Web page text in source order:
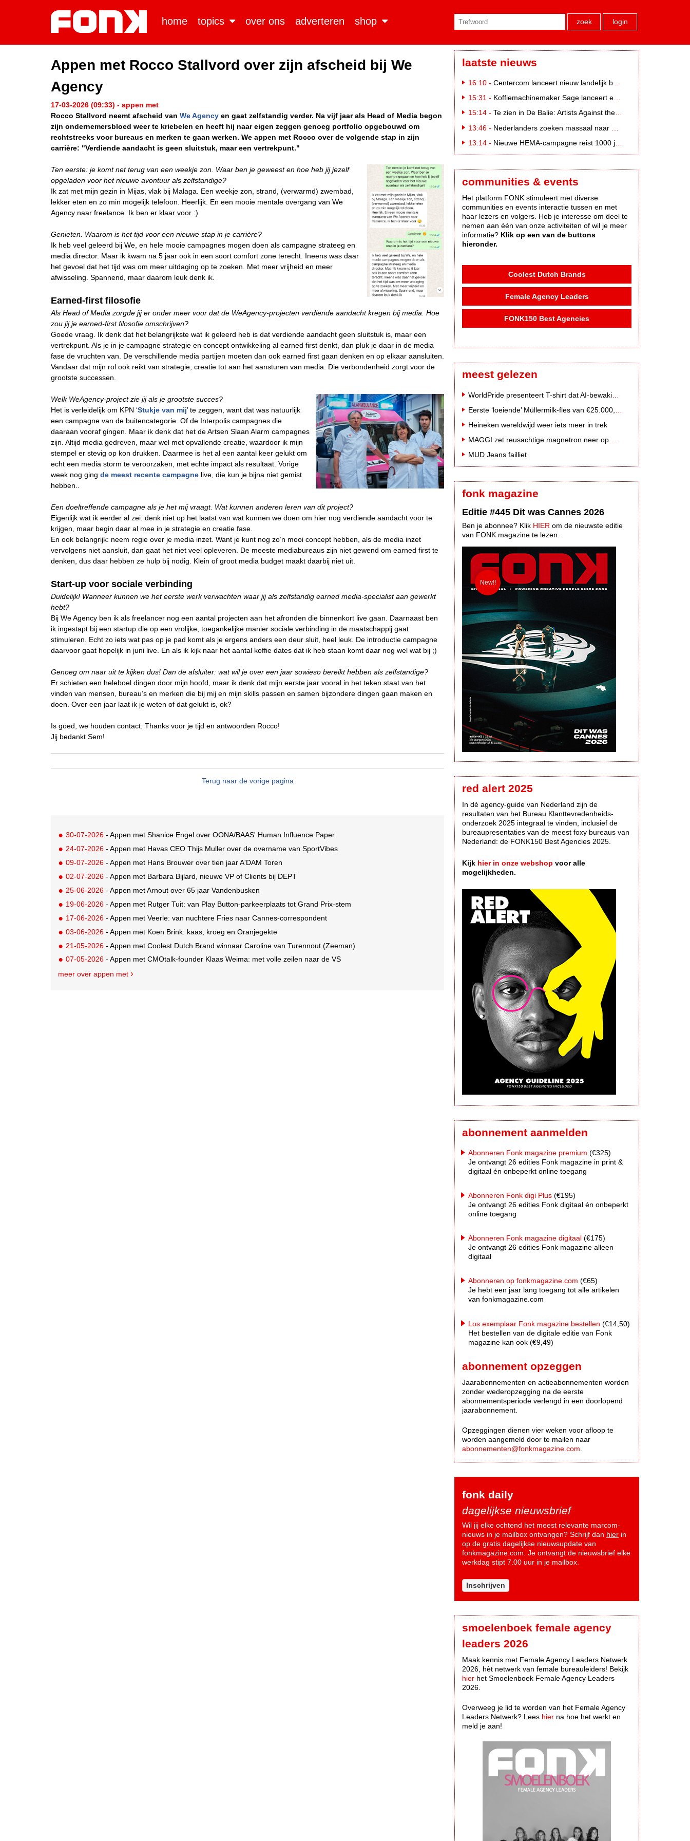
home topics over ons adverteren shop zoek login
Appen met Rocco Stallvord over zijn afscheid bij We
Agency
17-03-2026 (09:33) - appen met
Rocco Stallvord neemt afscheid van We Agency en gaat zelfstandig verder. Na vijf jaar als Head of Media begon
zijn ondernemersbloed weer te kriebelen en heeft hij naar eigen zeggen genoeg portfolio opgebouwd om
rechtstreeks voor bureaus en merken te gaan werken. We appen met Rocco over de volgende stap in zijn
carrière: "Verdiende aandacht is geen sluitstuk, maar een vertrekpunt."
Ten eerste: je komt net terug van een weekje zon. Waar ben je geweest en hoe heb jij jezelf
opgeladen voor het nieuwe avontuur als zelfstandige?
Ik zat met mijn gezin in Mijas, vlak bij Malaga. Een weekje zon, strand, (verwarmd) zwembad,
lekker eten en zo min mogelijk telefoon. Heerlijk. En een mooie mentale overgang van We
Agency naar freelance. Ik ben er klaar voor :)
Genieten. Waarom is het tijd voor een nieuwe stap in je carrière?
Ik heb veel geleerd bij We, en hele mooie campagnes mogen doen als campagne strateeg en
media director. Maar ik kwam na 5 jaar ook in een soort comfort zone terecht. Ineens was daar
het gevoel dat het tijd was om meer uitdaging op te zoeken. Met meer vrijheid en meer
afwisseling. Spannend, maar daarom leuk denk ik.
Earned-first filosofie
Als Head of Media zorgde jij er onder meer voor dat de WeAgency-projecten verdiende aandacht kregen bij media. Hoe
zou jij je earned-first filosofie omschrijven?
Goede vraag. Ik denk dat het belangrijkste wat ik geleerd heb is dat verdiende aandacht geen sluitstuk is, maar een
vertrekpunt. Als je in je campagne strategie en concept ontwikkeling al earned first denkt, dan pluk je daar in de media
fase de vruchten van. De verschillende media partijen moeten dan ook earned first gaan denken en op elkaar aansluiten.
Vandaar dat mijn rol ook reikt van strategie, creatie tot aan het aansturen van media. Die verbondenheid zorgt voor de
grootste successen.
Welk WeAgency-project zie jij als je grootste succes?
Het is verleidelijk om KPN ‘Stukje van mij’ te zeggen, want dat was natuurlijk
een campagne van de buitencategorie. Of de Interpolis campagnes die
daaraan vooraf gingen. Maar ik denk dat het de Artsen Slaan Alarm campagnes
zijn. Altijd media gedreven, maar wel met opvallende creatie, waardoor ik mijn
stempel er stevig op kon drukken. Daarmee is het al een aantal keer gelukt om
echt een media storm te veroorzaken, met echte impact als resultaat. Vorige
week nog ging de meest recente campagne live, die kun je bijna niet gemist
hebben..
Een doeltreffende campagne als je het mij vraagt. Wat kunnen anderen leren van dit project?
Eigenlijk wat ik eerder al zei: denk niet op het laatst van wat kunnen we doen om hier nog verdiende aandacht voor te
krijgen, maar begin daar al mee in je strategie en creatie fase.
En ook belangrijk: neem regie over je media inzet. Want je kunt nog zo’n mooi concept hebben, als de media inzet
vervolgens niet aansluit, dan gaat het niet veel opleveren. De meeste mediabureaus zijn niet gewend om earned first te
denken, dus daar hebben ze hulp bij nodig. Klein of groot media budget maakt daarbij niet uit.
Start-up voor sociale verbinding
Duidelijk! Wanneer kunnen we het eerste werk verwachten waar jij als zelfstandig earned media-specialist aan gewerkt
hebt?
Bij We Agency ben ik als freelancer nog een aantal projecten aan het afronden die binnenkort live gaan. Daarnaast ben
ik ingestapt bij een startup die op een vrolijke, toegankelijke manier sociale verbinding in de maatschappij gaat
stimuleren. Echt zo iets wat pas op je pad komt als je ergens anders een deur sluit, heel leuk. De introductie campagne
daarvoor gaat hopelijk in juni live. En als ik kijk naar het aantal koffie dates dat ik heb staan komt daar nog wel wat bij ;)
Genoeg om naar uit te kijken dus! Dan de afsluiter: wat wil je over een jaar sowieso bereikt hebben als zelfstandige?
Er schieten een heleboel dingen door mijn hoofd, maar ik denk dat mijn eerste jaar vooral in het teken staat van het
vinden van mensen, bureau’s en merken die bij mij en mijn skills passen en samen bijzondere dingen gaan maken en
doen. Over een jaar laat ik je weten of dat gelukt is, ok?
Is goed, we houden contact. Thanks voor je tijd en antwoorden Rocco!
Jij bedankt Sem!
Terug naar de vorige pagina
30-07-2026 - Appen met Shanice Engel over OONA/BAAS' Human Influence Paper
24-07-2026 - Appen met Havas CEO Thijs Muller over de overname van SportVibes
09-07-2026 - Appen met Hans Brouwer over tien jaar A'DAM Toren
02-07-2026 - Appen met Barbara Bijlard, nieuwe VP of Clients bij DEPT
25-06-2026 - Appen met Arnout over 65 jaar Vandenbusken
19-06-2026 - Appen met Rutger Tuit: van Play Button-parkeerplaats tot Grand Prix-stem
17-06-2026 - Appen met Veerle: van nuchtere Fries naar Cannes-correspondent
03-06-2026 - Appen met Koen Brink: kaas, kroeg en Oranjegekte
21-05-2026 - Appen met Coolest Dutch Brand winnaar Caroline van Turennout (Zeeman)
07-05-2026 - Appen met CMOtalk-founder Klaas Weima: met volle zeilen naar de VS
meer over appen met
laatste nieuws
16:10 - Centercom lanceert nieuw landelijk buitereclamenetwerk: City Cubes
15:31 - Koffiemachinemaker Sage lanceert e-commerceplatform voor koffieliefhebbers
15:14 - Te zien in De Balie: Artists Against the Kremlin III
13:46 - Nederlanders zoeken massaal naar eclipsbrillen op Marktplaats
13:14 - Nieuwe HEMA-campagne reist 1000 jaar terug in de tijd naar 'Hemastein'
communities & events
Het platform FONK stimuleert met diverse
communities en events interactie tussen en met
haar lezers en volgers. Heb je interesse om deel te
nemen aan één van onze activiteiten of wil je meer
informatie? Klik op een van de buttons
hieronder.
Coolest Dutch Brands
Female Agency Leaders
FONK150 Best Agencies
meest gelezen
Heineken wereldwijd weer iets meer in trek
MUD Jeans failliet
fonk magazine
Editie #445 Dit was Cannes 2026
Ben je abonnee? Klik HIER om de nieuwste editie
van FONK magazine te lezen.
red alert 2025
In dè agency-guide van Nederland zijn de
resultaten van het Bureau Klanttevredenheids-
onderzoek 2025 integraal te vinden, inclusief de
bureaupresentaties van de meest foxy bureaus van
Nederland: de FONK150 Best Agencies 2025.
Kijk hier in onze webshop voor alle
mogelijkheden.
abonnement aanmelden
Abonneren Fonk magazine premium (€325)
Je ontvangt 26 edities Fonk magazine in print &
digitaal én onbeperkt online toegang
Abonneren Fonk digi Plus (€195)
Je ontvangt 26 edities Fonk digitaal én onbeperkt
online toegang
Abonneren Fonk magazine digitaal (€175)
Je ontvangt 26 edities Fonk magazine alleen
digitaal
Abonneren op fonkmagazine.com (€65)
Je hebt een jaar lang toegang tot alle artikelen
van fonkmagazine.com
Los exemplaar Fonk magazine bestellen (€14,50)
Het bestellen van de digitale editie van Fonk
magazine kan ook (€9,49)
abonnement opzeggen
Jaarabonnementen en actieabonnementen worden
zonder wederopzegging na de eerste
abonnementsperiode verlengd in een doorlopend
jaarabonnement.
Opzeggingen dienen vier weken voor afloop te
worden aangemeld door te mailen naar
abonnementen@fonkmagazine.com
fonk daily
dagelijkse nieuwsbrief
Wil jij elke ochtend het meest relevante marcom-
nieuws in je mailbox ontvangen? Schrijf dan hier in
op de gratis dagelijkse nieuwsupdate van
fonkmagazine.com. Je ontvangt de nieuwsbrief elke
werkdag stipt 7.00 uur in je mailbox.
Inschrijven
smoelenboek female agency
leaders 2026
Maak kennis met Female Agency Leaders Netwerk
2026, hèt netwerk van female bureauleiders! Bekijk
hier het Smoelenboek Female Agency Leaders
2026.
Overweeg je lid te worden van het Female Agency
Leaders Netwerk? Lees hier na hoe het werkt en
meld je aan!